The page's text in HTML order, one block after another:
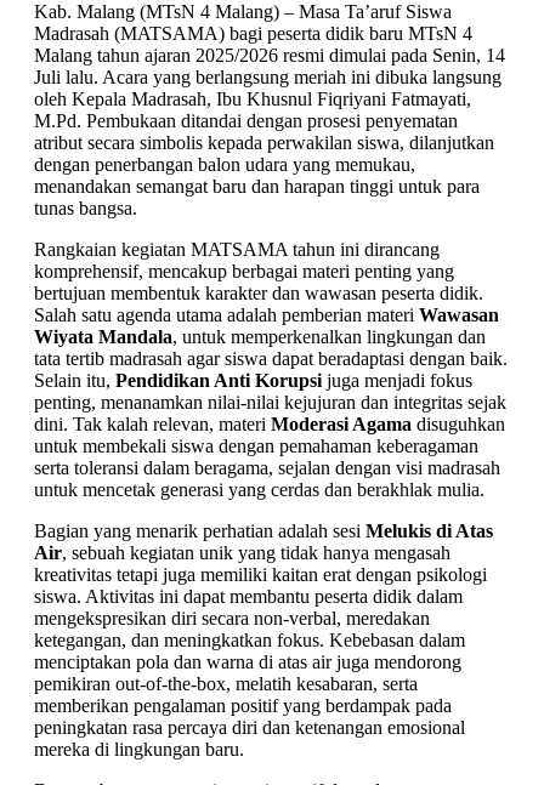
Kab. Malang (MTsN 4 Malang) – Masa Ta’aruf Siswa
Madrasah (MATSAMA) bagi peserta didik baru MTsN 4
Malang tahun ajaran 2025/2026 resmi dimulai pada Senin, 14
Juli lalu. Acara yang berlangsung meriah ini dibuka langsung
oleh Kepala Madrasah, Ibu Khusnul Fiqriyani Fatmayati,
M.Pd. Pembukaan ditandai dengan prosesi penyematan
atribut secara simbolis kepada perwakilan siswa, dilanjutkan
dengan penerbangan balon udara yang memukau,
menandakan semangat baru dan harapan tinggi untuk para
tunas bangsa.
Rangkaian kegiatan MATSAMA tahun ini dirancang
komprehensif, mencakup berbagai materi penting yang
bertujuan membentuk karakter dan wawasan peserta didik.
Salah satu agenda utama adalah pemberian materi Wawasan
Wiyata Mandala, untuk memperkenalkan lingkungan dan
tata tertib madrasah agar siswa dapat beradaptasi dengan baik.
Selain itu, Pendidikan Anti Korupsi juga menjadi fokus
penting, menanamkan nilai-nilai kejujuran dan integritas sejak
dini. Tak kalah relevan, materi Moderasi Agama disuguhkan
untuk membekali siswa dengan pemahaman keberagaman
serta toleransi dalam beragama, sejalan dengan visi madrasah
untuk mencetak generasi yang cerdas dan berakhlak mulia.
Bagian yang menarik perhatian adalah sesi Melukis di Atas
Air, sebuah kegiatan unik yang tidak hanya mengasah
kreativitas tetapi juga memiliki kaitan erat dengan psikologi
siswa. Aktivitas ini dapat membantu peserta didik dalam
mengekspresikan diri secara non-verbal, meredakan
ketegangan, dan meningkatkan fokus. Kebebasan dalam
menciptakan pola dan warna di atas air juga mendorong
pemikiran out-of-the-box, melatih kesabaran, serta
memberikan pengalaman positif yang berdampak pada
peningkatan rasa percaya diri dan ketenangan emosional
mereka di lingkungan baru.